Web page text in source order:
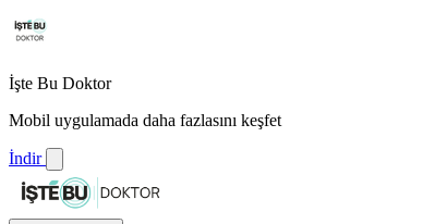
İşte Bu Doktor
Mobil uygulamada daha fazlasını keşfet
İndir